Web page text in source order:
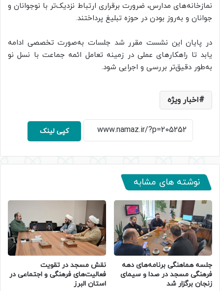
نمازخانه‌های مدارس، ضرورت برقراری ارتباط نزدیک‌تر با نوجوانان و
جوانان و به‌روز بودن در حوزه تبلیغ پرداختند.
در پایان این نشست مقرر شد جلسات به‌صورت تخصصی ادامه
یابد تا راهکارهای عملی در زمینه تعامل ائمه جماعت با نسل نو
به‌طور دقیق‌تر بررسی و اجرایی شود.
اخبار ویژه
کپی لینک
نوشته های مشابه
جلسه هماهنگی برنامه‌های دهه
فرهنگی مسجد در صدا و سیمای
زنجان برگزار شد
نقش مسجد در تقویت
فعالیت‌های فرهنگی و اجتماعی در
استان البرز